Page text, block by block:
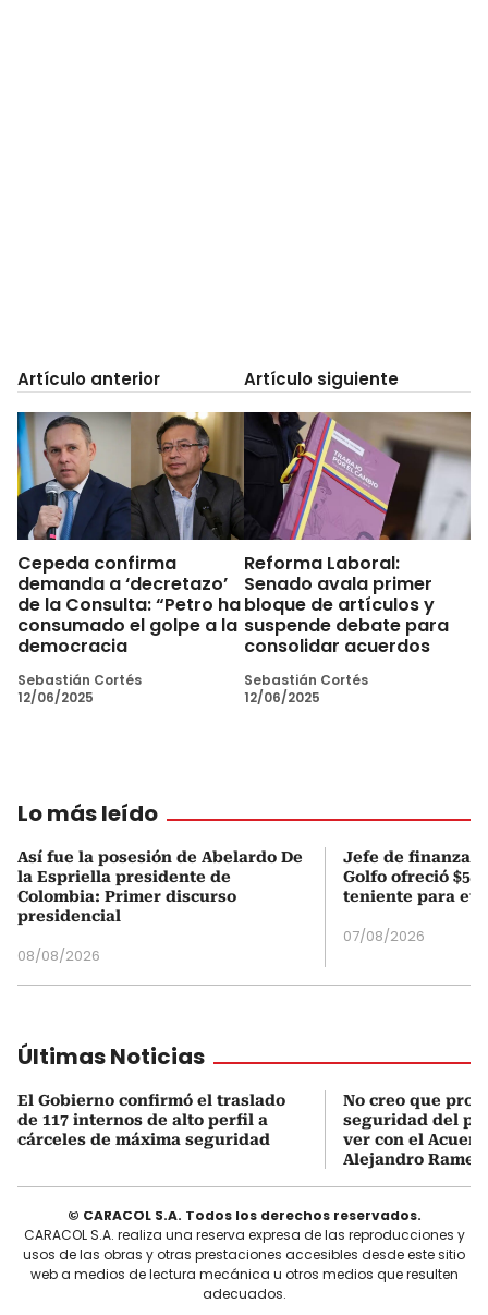
Artículo anterior
Cepeda confirma
demanda a ‘decretazo’
de la Consulta: “Petro ha
consumado el golpe a la
democracia
Sebastián Cortés
12/06/2025
Artículo siguiente
Reforma Laboral:
Senado avala primer
bloque de artículos y
suspende debate para
consolidar acuerdos
Sebastián Cortés
12/06/2025
Lo más leído
Así fue la posesión de Abelardo De
la Espriella presidente de
Colombia: Primer discurso
presidencial
08/08/2026
Jefe de finanzas
Golfo ofreció
teniente para
07/08/2026
Últimas Noticias
El Gobierno confirmó el traslado
de 117 internos de alto perfil a
cárceles de máxima seguridad
No creo que
seguridad del
ver con el
Alejandro
© CARACOL S.A. Todos los derechos reservados.
CARACOL S.A. realiza una reserva expresa de las reproducciones y
usos de las obras y otras prestaciones accesibles desde este sitio
web a medios de lectura mecánica u otros medios que resulten
adecuados.